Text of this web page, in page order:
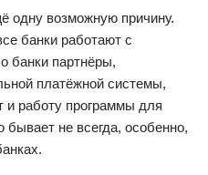
одну возможную причину.
банки работают с
банки партнёры,
платёжной системы,
и работу программы для
бывает не всегда, особенно,